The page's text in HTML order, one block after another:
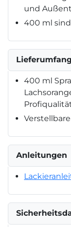
und
400 ml sind
Lieferumfang
400 ml
Anleitungen